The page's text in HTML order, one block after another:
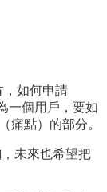
，如何申請
一個用戶，要如
痛點）的部分。
未來也希望把